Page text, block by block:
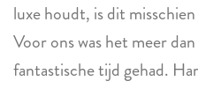
luxe houdt, is dit
Voor ons was het meer
fantastische tijd gehad.